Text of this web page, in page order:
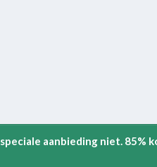
aanbieding niet. 85%